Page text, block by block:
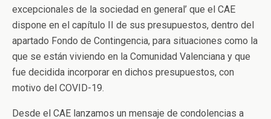
excepcionales de la sociedad en general’ que el CAE
dispone en el capítulo II de sus presupuestos, dentro del
apartado Fondo de Contingencia, para situaciones como la
que se están viviendo en la Comunidad Valenciana y que
fue decidida incorporar en dichos presupuestos, con
motivo del COVID-19.
Desde el CAE lanzamos un mensaje de condolencias a